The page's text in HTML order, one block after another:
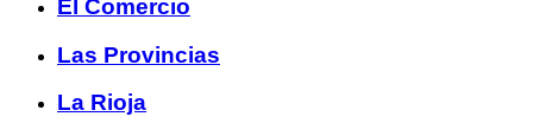
El Comercio
Las Provincias
La Rioja